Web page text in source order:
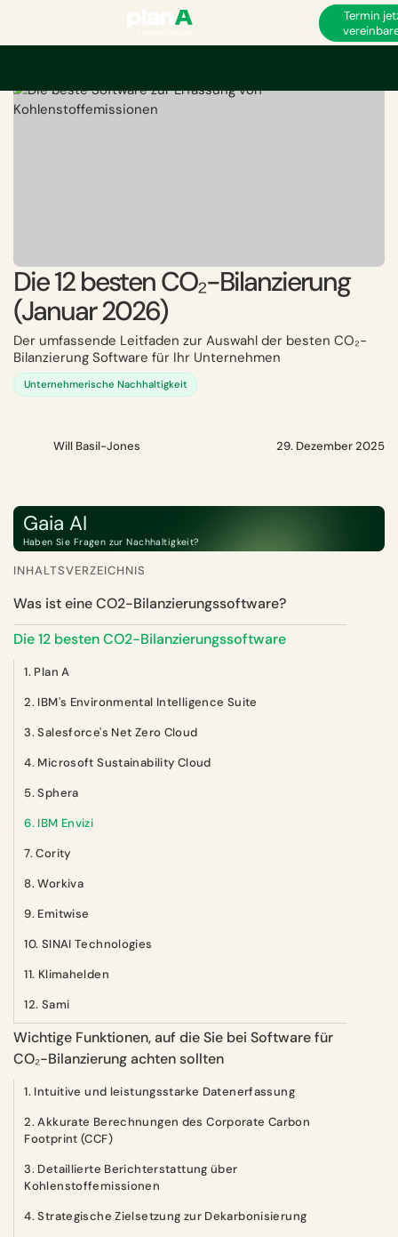
Termin
Die 12 besten CO₂-Bilanzierung
(Januar 2026)
Der umfassende Leitfaden zur Auswahl der besten CO₂-
Bilanzierung Software für Ihr Unternehmen
Unternehmerische Nachhaltigkeit
Will Basil-Jones 29. Dezember 2025
Gaia AI
Haben Sie Fragen zur Nachhaltigkeit?
INHALTSVERZEICHNIS
Was ist eine CO2-Bilanzierungssoftware?
Die 12 besten CO2-Bilanzierungssoftware
1. Plan A‍
2. IBM's Environmental Intelligence Suite
3. Salesforce's Net Zero Cloud
4. Microsoft Sustainability Cloud
5. Sphera
6. IBM Envizi
7. Cority
8. Workiva
9. Emitwise‍
10. SINAI Technologies
11. Klimahelden
12. Sami
Wichtige Funktionen, auf die Sie bei Software für
CO₂-Bilanzierung achten sollten
1. Intuitive und leistungsstarke Datenerfassung
2. Akkurate Berechnungen des Corporate Carbon
Footprint (CCF)
3. Detaillierte Berichterstattung über
Kohlenstoffemissionen
4. Strategische Zielsetzung zur Dekarbonisierung